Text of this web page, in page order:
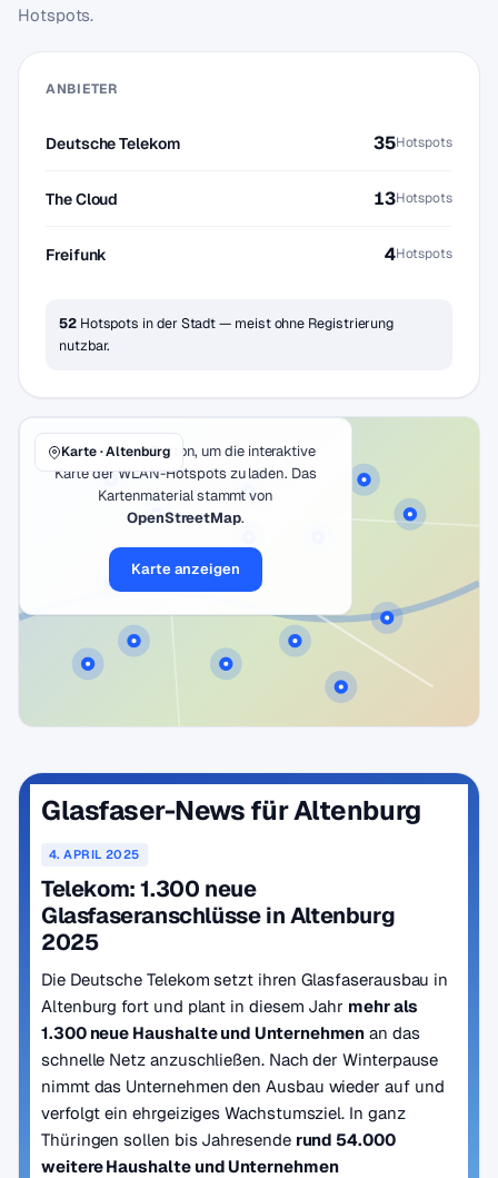
Hotspots.
ANBIETER
Deutsche Telekom 35Hotspots
The Cloud 13Hotspots
Freifunk 4Hotspots
52Hotspots in der Stadt — meist ohne Registrierung
nutzbar.
Klicke auf den Button, um die interaktive
Karte der WLAN-Hotspots zu laden. Das
Kartenmaterial stammt von
OpenStreetMap.
Karte anzeigen
Karte · Altenburg
Glasfaser-News für Altenburg
4. APRIL 2025
Telekom: 1.300 neue
Glasfaseranschlüsse in Altenburg
2025
Die Deutsche Telekom setzt ihren Glasfaserausbau in
Altenburg fort und plant in diesem Jahr mehr als
1.300 neue Haushalte und Unternehmen an das
schnelle Netz anzuschließen. Nach der Winterpause
nimmt das Unternehmen den Ausbau wieder auf und
verfolgt ein ehrgeiziges Wachstumsziel. In ganz
Thüringen sollen bis Jahresende rund 54.000
weitere Haushalte und Unternehmen